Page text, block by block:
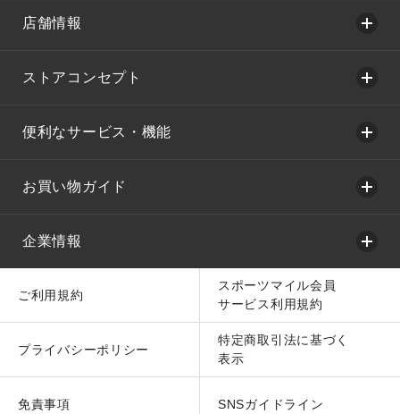
店舗情報
ストアコンセプト
便利なサービス・機能
お買い物ガイド
企業情報
ご利用規約
スポーツマイル会員
サービス利用規約
プライバシーポリシー
特定商取引法に基づく
表示
免責事項 SNSガイドライン